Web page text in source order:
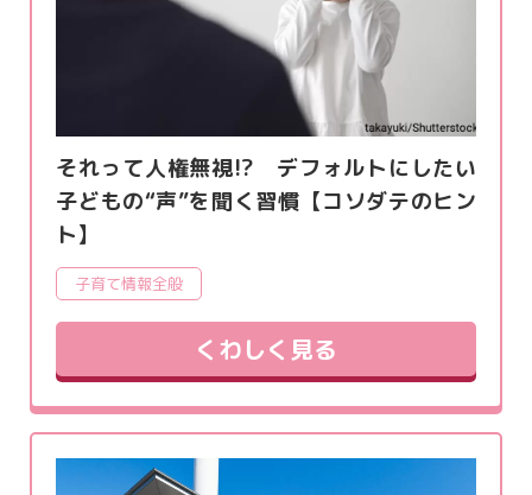
それって人権無視!? デフォルトにしたい
子どもの“声”を聞く習慣【コソダテのヒン
ト】
子育て情報全般
くわしく見る